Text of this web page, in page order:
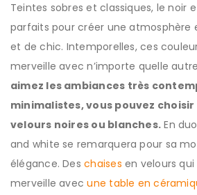
Teintes sobres et classiques, le noir
parfaits pour créer une atmosphère
et de chic. Intemporelles, ces
merveille avec n’importe quelle
aimez les ambiances très
minimalistes, vous pouvez choisir
velours noires ou blanches. En
and white se remarquera pour sa
élégance. Deschaises en velours
merveille avecune table en